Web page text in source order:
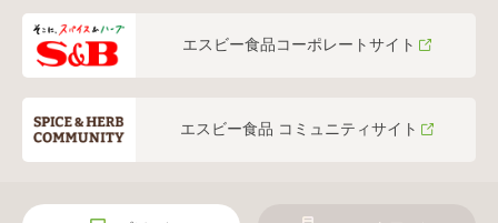
エスビー食品コーポレートサイト
エスビー食品 コミュニティサイト